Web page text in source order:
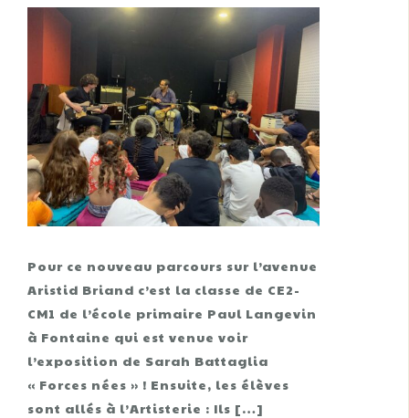
Pour ce nouveau parcours sur l’avenue
Aristid Briand c’est la classe de CE2-
CM1 de l’école primaire Paul Langevin
à Fontaine qui est venue voir
l’exposition de Sarah Battaglia
« Forces nées » ! Ensuite, les élèves
sont allés à l’Artisterie : Ils […]